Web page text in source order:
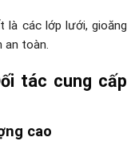
là các lớp lưới, gioăng
an toàn.
tác cung cấp
cao